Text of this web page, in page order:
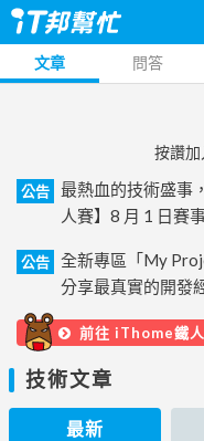
文章 問答
按讚
公告
最熱血的技術盛事
人賽】8 月 1 日賽
公告
全新專區「My
分享最真實的開發
前往 iThome鐵
技術文章
最新